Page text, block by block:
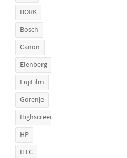
BORK
Bosch
Canon
Elenberg
FujiFilm
Gorenje
Highscreen
HP
HTC